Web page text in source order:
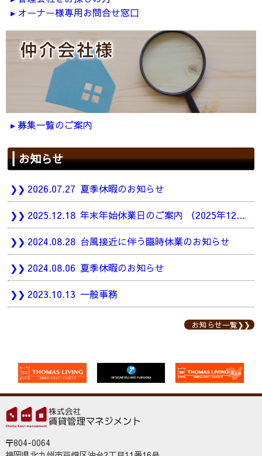
オーナー様専用お問合せ窓口
募集一覧のご案内
お知らせ
2026.07.27 夏季休暇のお知らせ
2025.12.18 年末年始休業日のご案内 （2025年12月27日（土）～2026年1月4日（日））
2024.08.28 台風接近に伴う臨時休業のお知らせ
2024.08.06 夏季休暇のお知らせ
2023.10.13 一般事務
お知らせ一覧
〒804-0064